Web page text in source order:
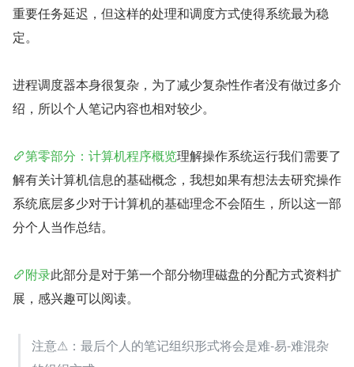
重要任务延迟，但这样的处理和调度方式使得系统最为稳
定。
进程调度器本身很复杂，为了减少复杂性作者没有做过多介
绍，所以个人笔记内容也相对较少。
第零部分：计算机程序概览理解操作系统运行我们需要了
解有关计算机信息的基础概念，我想如果有想法去研究操作
系统底层多少对于计算机的基础理念不会陌生，所以这一部
分个人当作总结。
附录此部分是对于第一个部分物理磁盘的分配方式资料扩
展，感兴趣可以阅读。
注意⚠：最后个人的笔记组织形式将会是难-易-难混杂